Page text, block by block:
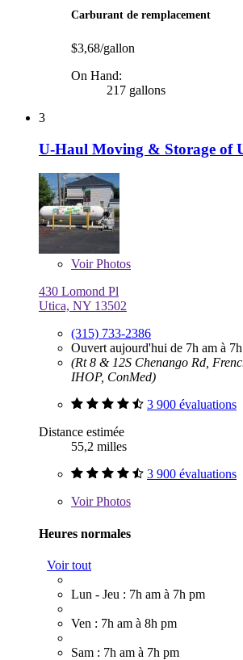
Carburant de remplacement
$3,68/gallon
On Hand:
217 gallons
3
U-Haul Moving & Storage of
VoirPhotos
430 Lomond Pl
Utica, NY 13502
(315) 733-2386
Ouvert aujourd'hui de 7h am à
(Rt 8 & 12S Chenango Rd,
IHOP, ConMed)
3 900 évaluations
Distance estimée
55,2 milles
3 900 évaluations
VoirPhotos
Heures normales
Voir tout
Lun - Jeu : 7h am à 7h pm
Ven : 7h am à 8h pm
Sam : 7h am à 7h pm